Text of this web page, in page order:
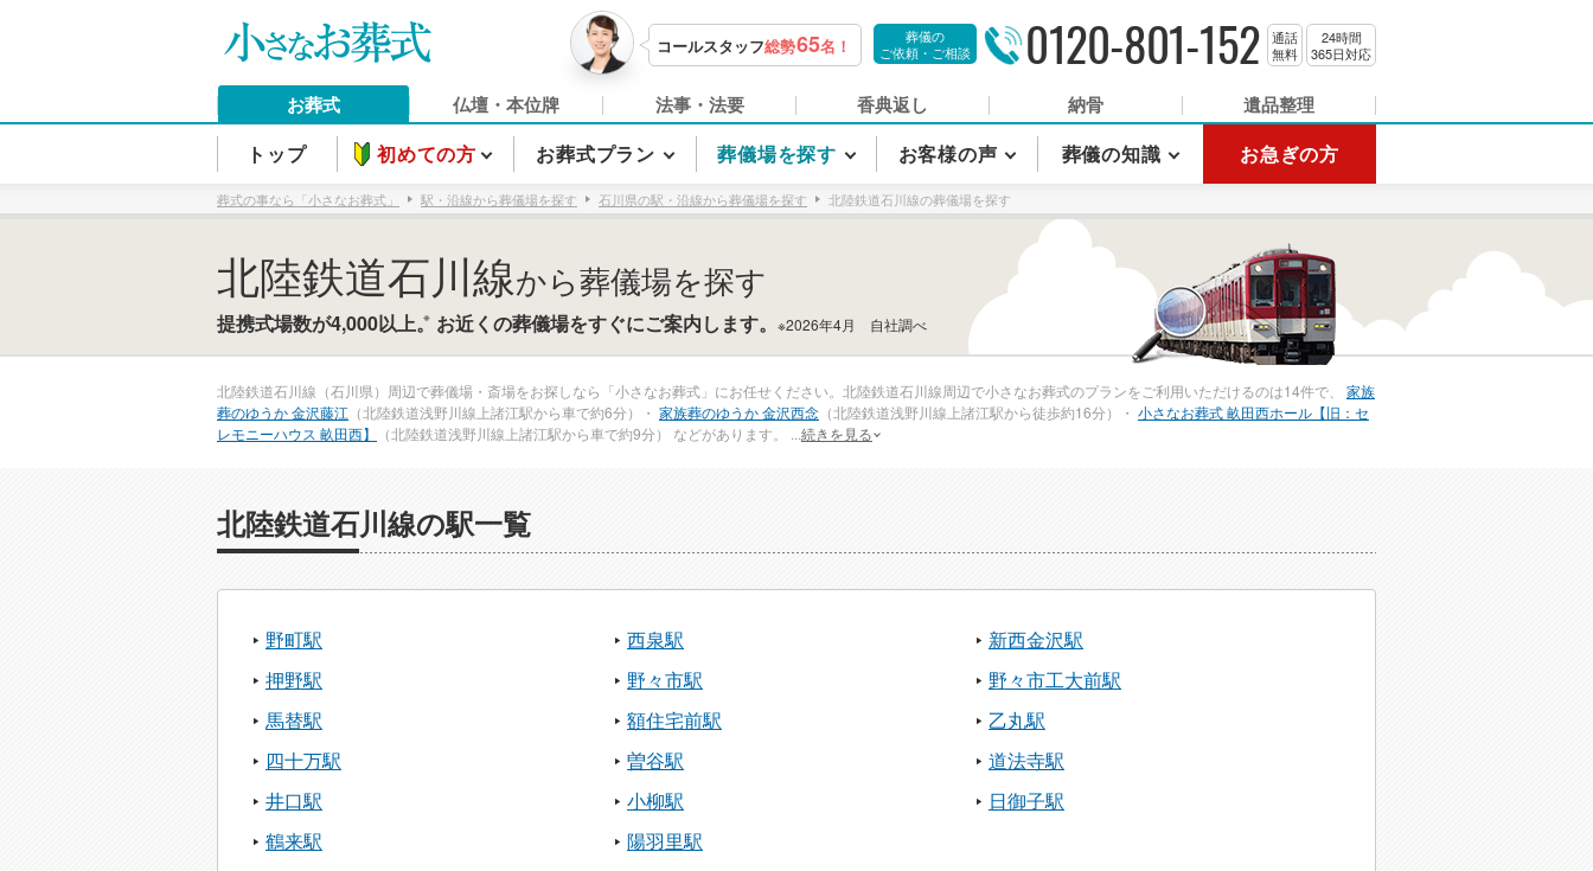
コールスタッフ総勢65名！
葬儀の
ご依頼・ご相談
0120-801-152
通話
無料
24時間
365日対応
お葬式 仏壇・本位牌 法事・法要 香典返し 納骨 遺品整理
トップ 初めての方 お葬式プラン 葬儀場を探す お客様の声 葬儀の知識 お急ぎの方
葬式の事なら「小さなお葬式」 駅・沿線から葬儀場を探す 石川県の駅・沿線から葬儀場を探す 北陸鉄道石川線の葬儀場を探す
北陸鉄道石川線から葬儀場を探す
提携式場数が4,000以上。
※ お近くの葬儀場をすぐにご案内します。 ※2026年4月 自社調べ
北陸鉄道石川線（石川県）周辺で葬儀場・斎場をお探しなら「小さなお葬式」にお任せください。北陸鉄道石川線周辺で小さなお葬式のプランをご利用いただけるのは14件で、 家族
葬のゆうか 金沢藤江 （北陸鉄道浅野川線上諸江駅から車で約6分）・ 家族葬のゆうか 金沢西念 （北陸鉄道浅野川線上諸江駅から徒歩約16分）・ 小さなお葬式 畝田西ホール【旧：セ
レモニーハウス 畝田西】
（北陸鉄道浅野川線上諸江駅から車で約9分） などがあります。 続きを見る
北陸鉄道石川線の駅一覧
野町駅 西泉駅
新西金沢駅
押野駅
野々市駅
野々市工大前駅
馬替駅
額住宅前駅
乙丸駅
四十万駅
曽谷駅
道法寺駅
井口駅
小柳駅
日御子駅
鶴来駅
陽羽里駅